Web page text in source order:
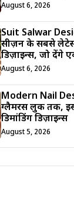
August 6, 2026
Suit Salwar
सीज़न के सबसे
डिज़ाइन्स, जो देंगे
August 6, 2026
Modern Nail
ग्लैमरस लुक तक,
डिमांडिंग डिज़ाइन्स
August 5, 2026